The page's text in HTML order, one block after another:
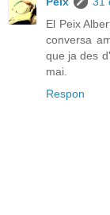
El Peix
conversa
que ja des
mai.
Respon